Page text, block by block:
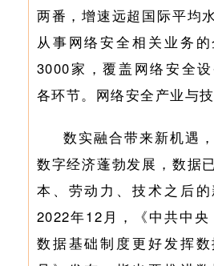
两番，增速远超国际平均
从事网络安全相关业务
3000家，覆盖网络安全
各环节。网络安全产业与技
数实融合带来新机遇
数字经济蓬勃发展，数据
本、劳动力、技术之后的
2022年12月，《中共中央
数据基础制度更好发挥